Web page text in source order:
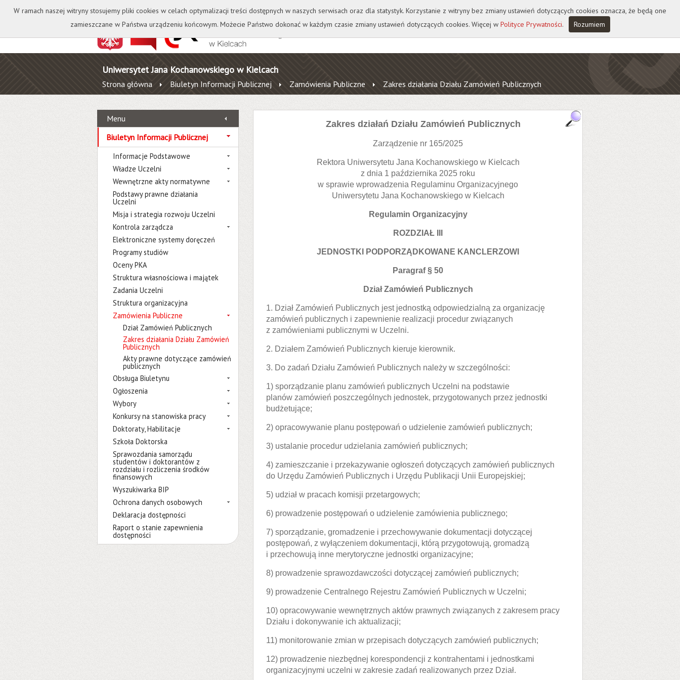
Kontakt Biblioteka Wydawnictwo Wirtualna Uczelnia A A A A
Uniwersytet Jana Kochanowskiego w Kielcach
Strona główna Biuletyn Informacji Publicznej Zamówienia Publiczne Zakres działania Działu Zamówień Publicznych
Menu
Biuletyn Informacji Publicznej
Informacje Podstawowe
Władze Uczelni
Wewnętrzne akty normatywne
Podstawy prawne działania
Uczelni
Misja i strategia rozwoju Uczelni
Kontrola zarządcza
Elektroniczne systemy doręczeń
Programy studiów
Oceny PKA
Struktura własnościowa i majątek
Zadania Uczelni
Struktura organizacyjna
Zamówienia Publiczne
Dział Zamówień Publicznych
Zakres działania Działu Zamówień
Publicznych
Akty prawne dotyczące zamówień
publicznych
Obsługa Biuletynu
Ogłoszenia
Wybory
Konkursy na stanowiska pracy
Doktoraty, Habilitacje
Szkoła Doktorska
Sprawozdania samorządu
studentów i doktorantów z
rozdziału i rozliczenia środków
finansowych
Wyszukiwarka BIP
Ochrona danych osobowych
Deklaracja dostępności
Raport o stanie zapewnienia
dostępności
Zakres działań Działu Zamówień Publicznych
Zarządzenie nr 165/2025
Rektora Uniwersytetu Jana Kochanowskiego w Kielcach
z dnia 1 października 2025 roku
w sprawie wprowadzenia Regulaminu Organizacyjnego
Uniwersytetu Jana Kochanowskiego w Kielcach
Regulamin Organizacyjny
ROZDZIAŁ III
JEDNOSTKI PODPORZĄDKOWANE KANCLERZOWI
Paragraf § 50
Dział Zamówień Publicznych
1. Dział Zamówień Publicznych jest jednostką odpowiedzialną za organizację
zamówień publicznych i zapewnienie realizacji procedur związanych
z zamówieniami publicznymi w Uczelni.
2. Działem Zamówień Publicznych kieruje kierownik.
3. Do zadań Działu Zamówień Publicznych należy w szczególności:
1) sporządzanie planu zamówień publicznych Uczelni na podstawie
planów zamówień poszczególnych jednostek, przygotowanych przez jednostki
budżetujące;
2) opracowywanie planu postępowań o udzielenie zamówień publicznych;
3) ustalanie procedur udzielania zamówień publicznych;
4) zamieszczanie i przekazywanie ogłoszeń dotyczących zamówień publicznych
do Urzędu Zamówień Publicznych i Urzędu Publikacji Unii Europejskiej;
5) udział w pracach komisji przetargowych;
6) prowadzenie postępowań o udzielenie zamówienia publicznego;
7) sporządzanie, gromadzenie i przechowywanie dokumentacji dotyczącej
postępowań, z wyłączeniem dokumentacji, którą przygotowują, gromadzą
i przechowują inne merytoryczne jednostki organizacyjne;
8) prowadzenie sprawozdawczości dotyczącej zamówień publicznych;
9) prowadzenie Centralnego Rejestru Zamówień Publicznych w Uczelni;
10) opracowywanie wewnętrznych aktów prawnych związanych z zakresem pracy
Działu i dokonywanie ich aktualizacji;
11) monitorowanie zmian w przepisach dotyczących zamówień publicznych;
12) prowadzenie niezbędnej korespondencji z kontrahentami i jednostkami
organizacyjnymi uczelni w zakresie zadań realizowanych przez Dział.
W ramach naszej witryny stosujemy pliki cookies w celach optymalizacji treści dostępnych w naszych serwisach oraz dla statystyk. Korzystanie z witryny bez zmiany ustawień dotyczących cookies oznacza, że będą one
zamieszczane w Państwa urządzeniu końcowym. Możecie Państwo dokonać w każdym czasie zmiany ustawień dotyczących cookies. Więcej w Polityce Prywatności. Rozumiem